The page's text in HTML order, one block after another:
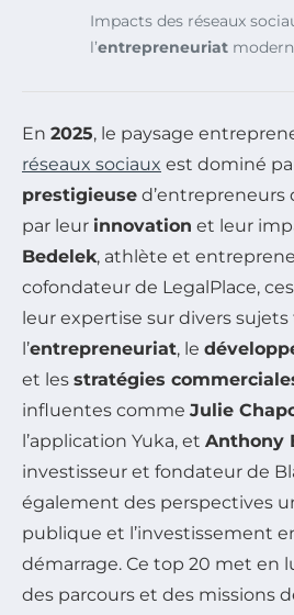
Impacts des réseaux
l’entrepreneuriat
En 2025, le paysage
réseaux sociaux est dominé
prestigieuse
par leur innovation et leur
Bedelek, athlète et
cofondateur de LegalPlace,
leur expertise sur divers sujets
l’entrepreneuriat, le
et les stratégies
influentes comme Julie
l’application Yuka, et Anthony
investisseur et fondateur de
également des perspectives
publique et l’investissement
démarrage. Ce top 20 met en
des parcours et des missions